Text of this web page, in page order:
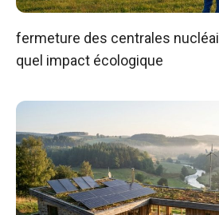
fermeture des centrales
quel impact écologique